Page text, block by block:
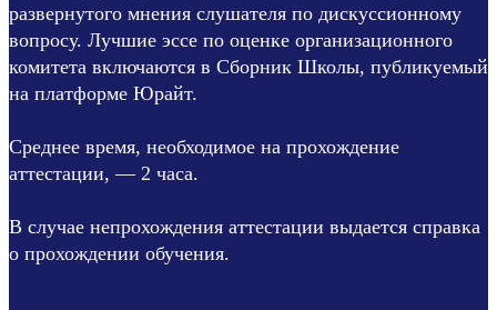
развернутого мнения слушателя по дискуссионному
вопросу. Лучшие эссе по оценке организационного
комитета включаются в Сборник Школы, публикуемый
на платформе Юрайт.
Среднее время, необходимое на прохождение
аттестации, — 2 часа.
В случае непрохождения аттестации выдается справка
о прохождении обучения.